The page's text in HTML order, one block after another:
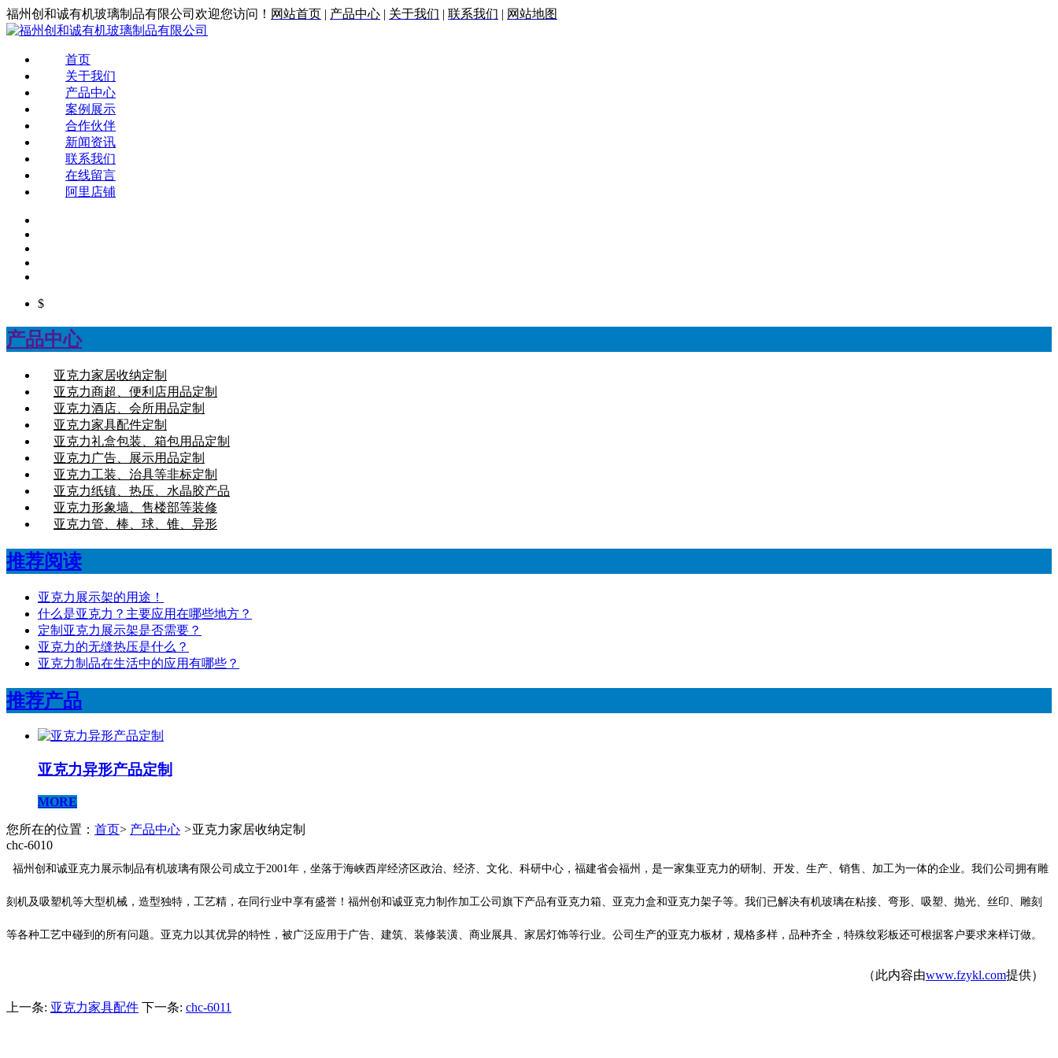
福州创和诚有机玻璃制品有限公司欢迎您访问！ 网站首页 | 产品中心 | 关于我们 | 联系我们 | 网站地图
首页
关于我们
产品中心
案例展示
合作伙伴
新闻资讯
联系我们
在线留言
阿里店铺
$
产品中心
亚克力家居收纳定制
亚克力商超、便利店用品定制
亚克力酒店、会所用品定制
亚克力家具配件定制
亚克力礼盒包装、箱包用品定制
亚克力广告、展示用品定制
亚克力工装、治具等非标定制
亚克力纸镇、热压、水晶胶产品
亚克力形象墙、售楼部等装修
亚克力管、棒、球、锥、异形
推荐阅读
亚克力展示架的用途！
什么是亚克力？主要应用在哪些地方？
定制亚克力展示架是否需要？
亚克力的无缝热压是什么？
亚克力制品在生活中的应用有哪些？
推荐产品
亚克力异形产品定制
MORE
您所在的位置： 首页> 产品中心 >亚克力家居收纳定制
chc-6010
福州创和诚亚克力展示制品有机玻璃有限公司成立于2001年，坐落于海峡西岸经济区政治、经济、文化、科研中心，福建省会福州，是一家集亚克力的研制、开发、生产、销售、加工为一体的企业。我们公司拥有雕
刻机及吸塑机等大型机械，造型独特，工艺精，在同行业中享有盛誉！福州创和诚亚克力制作加工公司旗下产品有亚克力箱、亚克力盒和亚克力架子等。我们已解决有机玻璃在粘接、弯形、吸塑、抛光、丝印、雕刻
等各种工艺中碰到的所有问题。亚克力以其优异的特性，被广泛应用于广告、建筑、装修装潢、商业展具、家居灯饰等行业。公司生产的亚克力板材，规格多样，品种齐全，特殊纹彩板还可根据客户要求来样订做。
（此内容由www.fzykl.com提供）
上一条: 亚克力家具配件 下一条: chc-6011